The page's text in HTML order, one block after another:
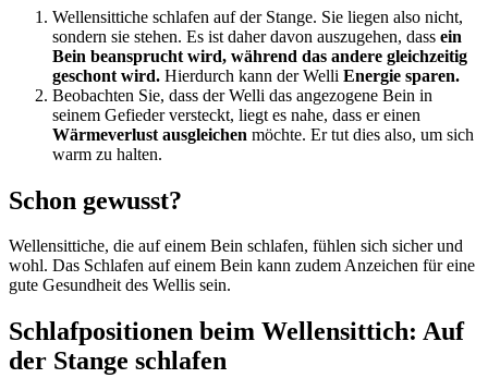
Wellensittiche schlafen auf der Stange. Sie liegen also nicht,
sondern sie stehen. Es ist daher davon auszugehen, dass ein
Bein beansprucht wird, während das andere gleichzeitig
geschont wird. Hierdurch kann der Welli Energie sparen.
Beobachten Sie, dass der Welli das angezogene Bein in
seinem Gefieder versteckt, liegt es nahe, dass er einen
Wärmeverlust ausgleichen möchte. Er tut dies also, um sich
warm zu halten.
Schon gewusst?
Wellensittiche, die auf einem Bein schlafen, fühlen sich sicher und
wohl. Das Schlafen auf einem Bein kann zudem Anzeichen für eine
gute Gesundheit des Wellis sein.
Schlafpositionen beim Wellensittich: Auf
der Stange schlafen